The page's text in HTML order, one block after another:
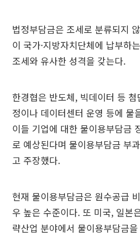
법정부담금은 조세로 분류되지
이 국가·지방자치단체에 납부하
조세와 유사한 성격을 갖는다.
한경협은 반도체, 빅데이터 등
정이나 데이터센터 운영 등에 물
이들 기업에 대한 물이용부담금
로 예상된다며 물이용부담금 부
고 주장했다.
현재 물이용부담금은 원수공급
우 높은 수준이다. 또 미국, 일본
략산업 분야에서 물이용부담금